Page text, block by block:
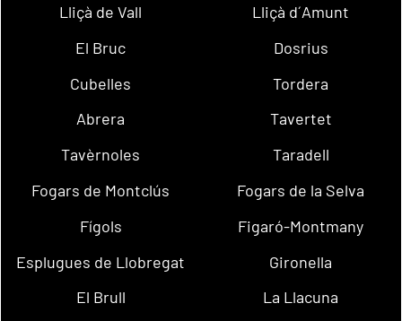
Lliçà de Vall
Lliçà d´Amunt
El Bruc
Dosrius
Cubelles
Tordera
Abrera
Tavertet
Tavèrnoles
Taradell
Fogars de Montclús
Fogars de la Selva
Fígols
Figaró-Montmany
Esplugues de Llobregat
Gironella
El Brull
La Llacuna